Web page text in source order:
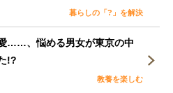
暮らしの「?」を解決
……、悩める男女が東京の中
!?
教養を楽しむ